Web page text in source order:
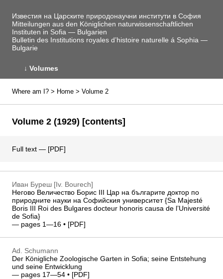
Известия на Царските природонаучни институти в София
Mitteilungen aus den Königlichen naturwissenschaftlichen
Instituten in Sofia — Bulgarien
Bulletin des Institutions royales d’histoire naturelle á Sophia —
Bulgarie
↓ Volumes
Where am I? > Home > Volume 2
Volume 2 (1929) [contents]
Full text — [PDF]
Иван Буреш [Iv. Bourech]
Негово Величество Борис III Цар на българите доктор по
природните науки на Софийския университет {Sa Majesté
Boris III Roi des Bulgares docteur honoris causa de l’Université
de Sofia}
— pages 1—16 • [PDF]
Ad. Schumann
Der Königliche Zoologische Garten in Sofia; seine Entstehung
und seine Entwicklung
— pages 17—54 • [PDF]